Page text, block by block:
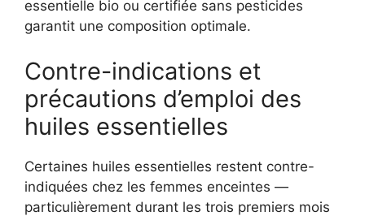
essentielle bio ou certifiée sans pesticides
garantit une composition optimale.
Contre-indications et
précautions d’emploi des
huiles essentielles
Certaines huiles essentielles restent contre-
indiquées chez les femmes enceintes —
particulièrement durant les trois premiers mois